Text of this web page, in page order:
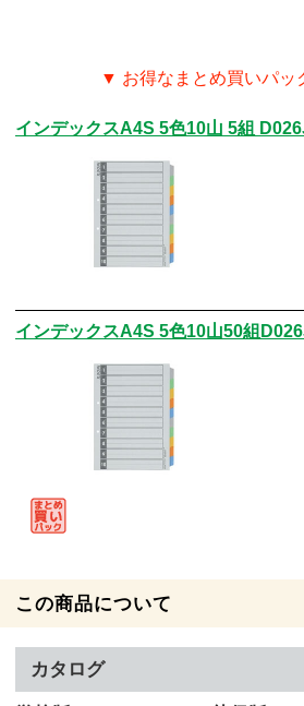
▼ お得なまとめ買いパッ
インデックスA4S 5色10山 5組
インデックスA4S 5色10山50組
この商品について
カタログ